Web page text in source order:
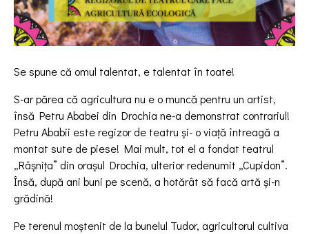
Se spune că omul talentat, e talentat în toate!
S-ar părea că agricultura nu e o muncă pentru un artist,
însă Petru Ababei din Drochia ne-a demonstrat contrariul!
Petru Ababii este regizor de teatru și- o viață întreagă a
montat sute de piese! Mai mult, tot el a fondat teatrul
„Râşnița” din orașul Drochia, ulterior redenumit „Cupidon”.
Însă, după ani buni pe scenă, a hotărât să facă artă și-n
grădină!
Pe terenul moștenit de la bunelul Tudor, agricultorul cultiva